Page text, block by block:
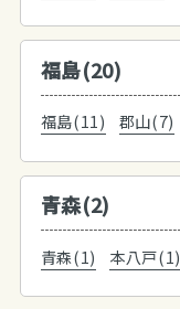
福島(20)
福島(11) 郡山(7)
青森(2)
青森(1) 本八戸(1)